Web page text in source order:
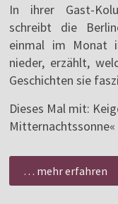
In ihrer Gast-
schreibt die
einmal im Monat
nieder, erzählt,
Geschichten sie
Dieses Mal mit:
Mitternachtssonne«
… mehr erfahren